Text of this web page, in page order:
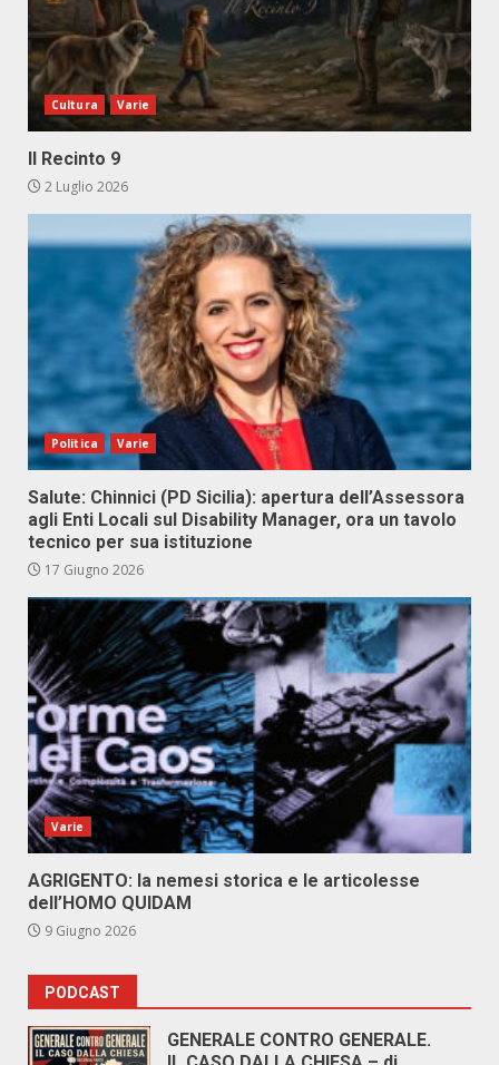
Cultura Varie
Il Recinto 9
2 Luglio 2026
Politica Varie
Salute: Chinnici (PD Sicilia): apertura dell’Assessora
agli Enti Locali sul Disability Manager, ora un tavolo
tecnico per sua istituzione
17 Giugno 2026
Varie
AGRIGENTO: la nemesi storica e le articolesse
dell’HOMO QUIDAM
9 Giugno 2026
PODCAST
GENERALE CONTRO GENERALE.